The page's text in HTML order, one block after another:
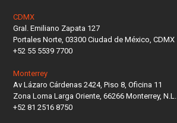
CDMX
Gral. Emiliano Zapata 127
Portales Norte, 03300 Ciudad de México, CDMX
+52 55 5539 7700
Monterrey
Av Lázaro Cárdenas 2424, Piso 8, Oficina 11
Zona Loma Larga Oriente, 66266 Monterrey, N.L.
+52 81 2516 8750